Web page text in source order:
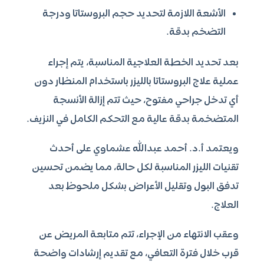
الأشعة اللازمة لتحديد حجم البروستاتا ودرجة
التضخم بدقة.
بعد تحديد الخطة العلاجية المناسبة، يتم إجراء
عملية علاج البروستاتا بالليزر باستخدام المنظار دون
أي تدخل جراحي مفتوح، حيث تتم إزالة الأنسجة
المتضخمة بدقة عالية مع التحكم الكامل في النزيف.
ويعتمد أ.د. أحمد عبدالله عشماوي على أحدث
تقنيات الليزر المناسبة لكل حالة، مما يضمن تحسين
تدفق البول وتقليل الأعراض بشكل ملحوظ بعد
العلاج.
وعقب الانتهاء من الإجراء، تتم متابعة المريض عن
قرب خلال فترة التعافي، مع تقديم إرشادات واضحة